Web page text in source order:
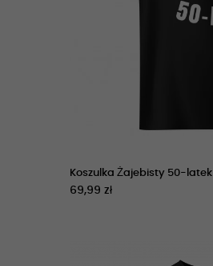
Koszulka Żajebisty 50-latek
69,99 zł